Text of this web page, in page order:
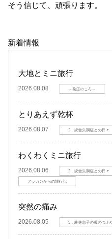
そう信じて、頑張ります。
新着情報
大地とミニ旅行
2026.08.08 ～発症のころ～
とりあえず乾杯
2026.08.07 2．統合失調症との日々
わくわくミニ旅行
2026.08.06 2．統合失調症との日々
アラカンからの旅行記
突然の痛み
2026.08.05 5．統失息子の母のつぶ